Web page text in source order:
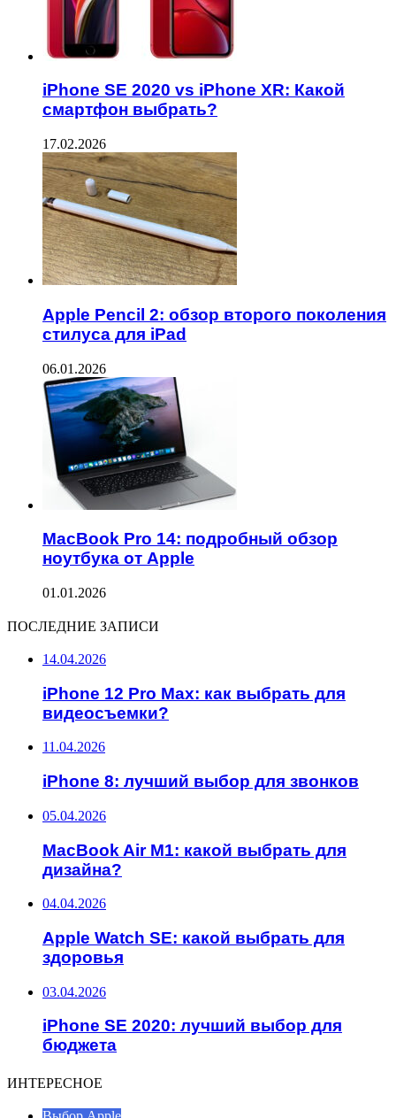
iPhone SE 2020 vs iPhone XR: Какой
смартфон выбрать?
17.02.2026
Apple Pencil 2: обзор второго поколения
стилуса для iPad
06.01.2026
MacBook Pro 14: подробный обзор
ноутбука от Apple
01.01.2026
ПОСЛЕДНИЕ ЗАПИСИ
14.04.2026
iPhone 12 Pro Max: как выбрать для
видеосъемки?
11.04.2026
iPhone 8: лучший выбор для звонков
05.04.2026
MacBook Air M1: какой выбрать для
дизайна?
04.04.2026
Apple Watch SE: какой выбрать для
здоровья
03.04.2026
iPhone SE 2020: лучший выбор для
бюджета
ИНТЕРЕСНОЕ